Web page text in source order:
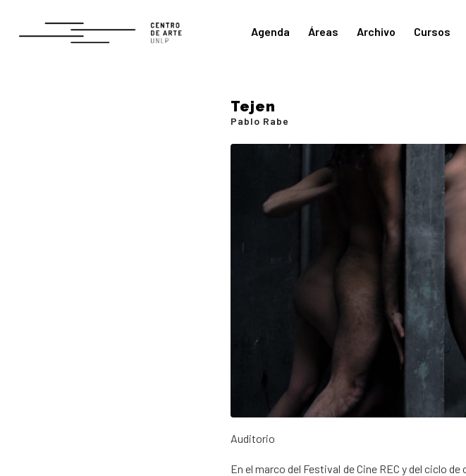
Agenda Áreas Archivo Cursos
Tejen
Pablo Rabe
Auditorio
En el marco del Festival de Cine REC y del ciclo de